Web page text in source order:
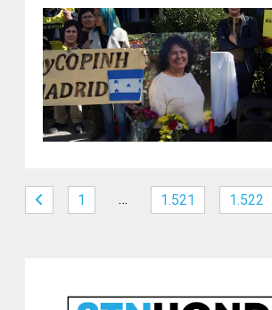
1 … 1.521 1.522